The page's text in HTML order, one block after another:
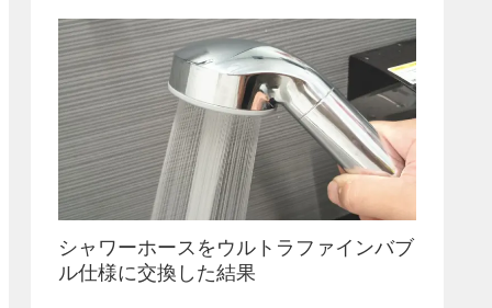
シャワーホースをウルトラファインバブ
ル仕様に交換した結果